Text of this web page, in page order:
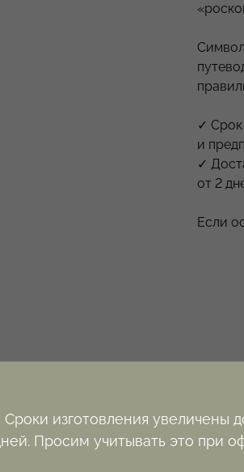
Сроки изготовления увеличены
Просим учитывать это при
✓ Срок
и
✓
от 2
Если